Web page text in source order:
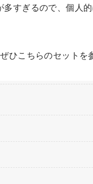
すぎるので、個人
ひこちらのセットを